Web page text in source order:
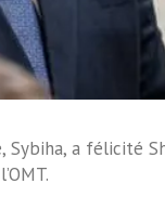
a félicité